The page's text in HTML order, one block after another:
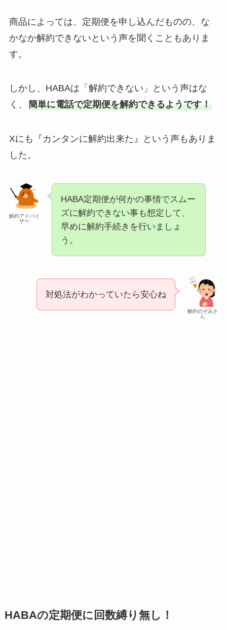
商品によっては、定期便を申し込んだものの、な
かなか解約できないという声を聞くこともありま
す。
しかし、HABAは「解約できない」という声はな
く、 簡単に電話で定期便を解約できるようです！
Xにも『カンタンに解約出来た』という声もありま
した。
解約アドバイ
ザー
HABA定期便が何かの事情でスムー
ズに解約できない事も想定して、
早めに解約手続きを行いましょ
う。
解約のぞみさ
ん
対処法がわかっていたら安心ね
HABAの定期便に回数縛り無し！